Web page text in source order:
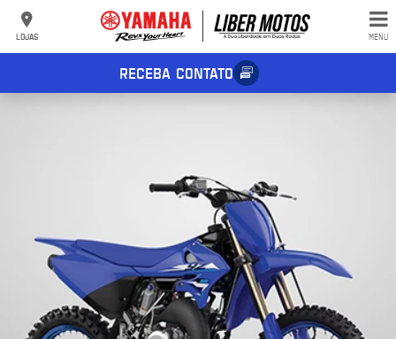
LOJAS MENU
RECEBA CONTATO